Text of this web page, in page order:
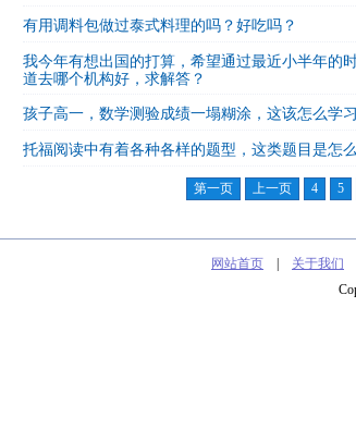
有用调料包做过泰式料理的吗？好吃吗？
我今年有想出国的打算，希望通过最近小半年的
道去哪个机构好，求解答？
孩子高一，数学测验成绩一塌糊涂，这该怎么学
托福阅读中有着各种各样的题型，这类题目是怎
第一页 上一页 4 5
网站首页 关于我们